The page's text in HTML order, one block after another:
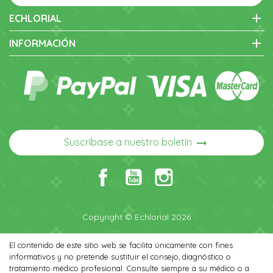
ECHLORIAL add
INFORMACIÓN add
Suscríbase a nuestro boletín arrow_right_alt
Copyright © Echlorial 2026
El contenido de este sitio web se facilita únicamente con fines
informativos y no pretende sustituir el consejo, diagnóstico o
tratamiento médico profesional. Consulte siempre a su médico o a